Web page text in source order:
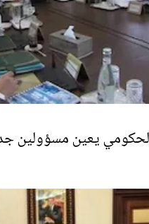
يعين مسؤولين